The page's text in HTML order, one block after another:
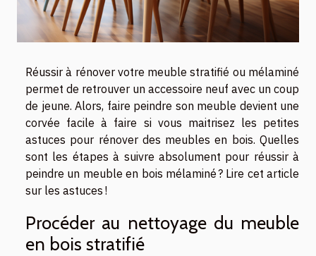
Réussir à rénover votre meuble stratifié ou mélaminé
permet de retrouver un accessoire neuf avec un coup
de jeune. Alors, faire peindre son meuble devient une
corvée facile à faire si vous maitrisez les petites
astuces pour rénover des meubles en bois. Quelles
sont les étapes à suivre absolument pour réussir à
peindre un meuble en bois mélaminé ? Lire cet article
sur les astuces !
Procéder au nettoyage du meuble
en bois stratifié